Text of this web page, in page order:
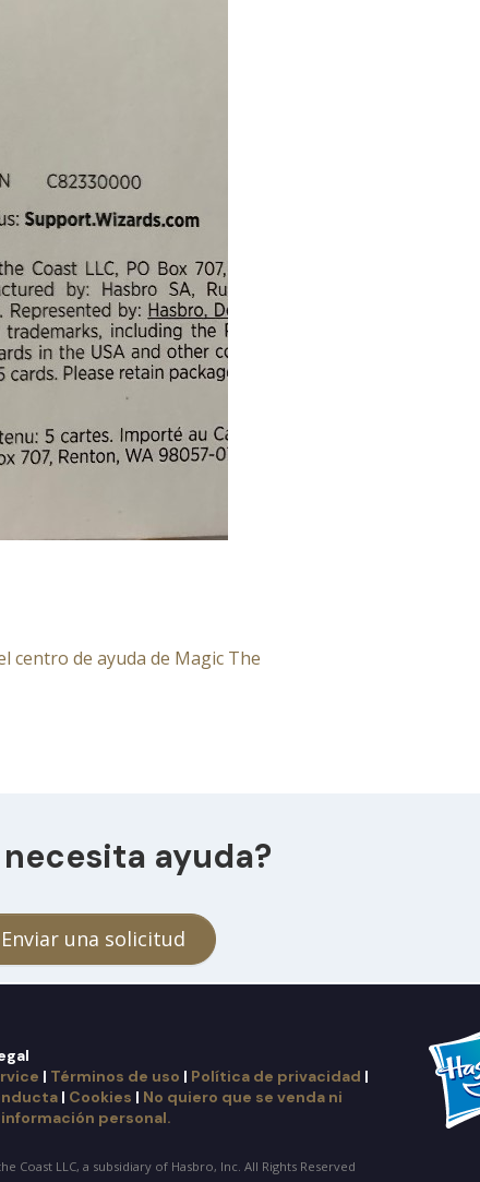
centro de ayuda de Magic The
ayuda?
Enviar una solicitud
| Términos de uso | Política de privacidad |
| Cookies | No quiero que se venda ni
personal.
Coast LLC, a subsidiary of Hasbro, Inc. All Rights Reserved